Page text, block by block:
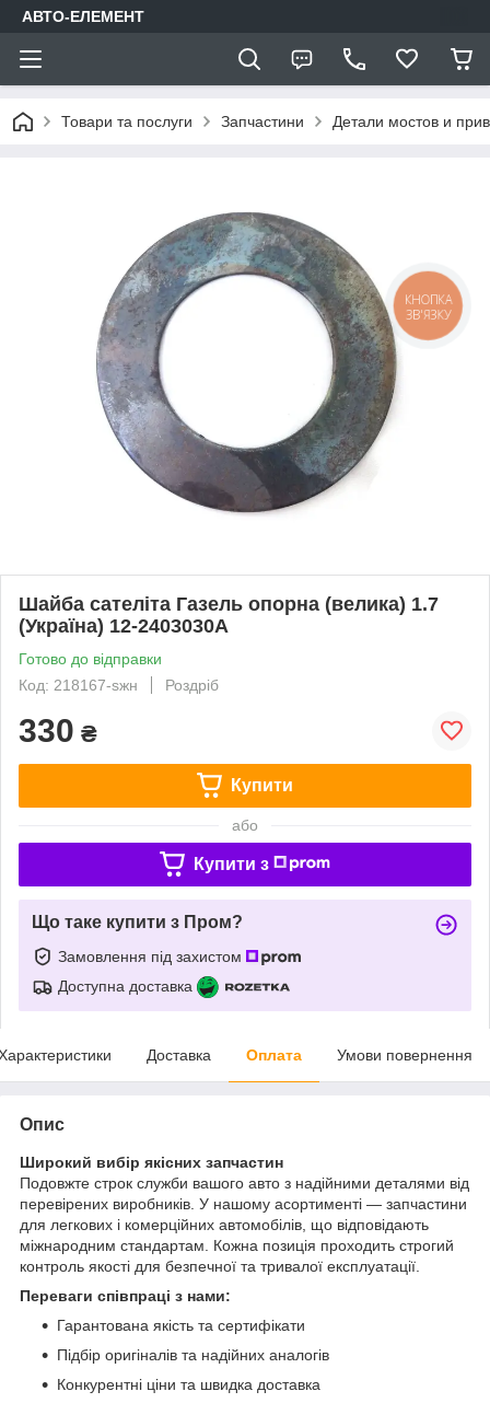
АВТО-ЕЛЕМЕНТ
Товари та послуги Запчастини Детали мостов и
Шайба сателiта Газель опорна (велика) 1.7
(Україна) 12-2403030А
Готово до відправки
Код: 218167-sжн
Роздріб
330 ₴
Купити
або
Купити з
Що таке купити з Пром?
Замовлення під захистом
Доступна доставка
Доставка Оплата Умови повернення
Опис
Широкий вибір якісних запчастин
Подовжте строк служби вашого авто з надійними деталями від
перевірених виробників. У нашому асортименті — запчастини
для легкових і комерційних автомобілів, що відповідають
міжнародним стандартам. Кожна позиція проходить строгий
контроль якості для безпечної та тривалої експлуатації.
Переваги співпраці з нами:
Гарантована якість та сертифікати
Підбір оригіналів та надійних аналогів
Конкурентні ціни та швидка доставка
КНОПКА
ЗВ'ЯЗКУ